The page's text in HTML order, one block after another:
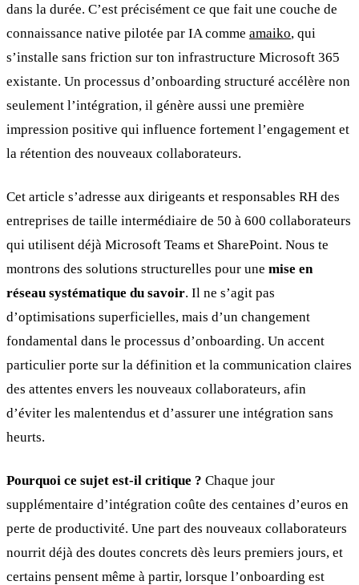
dans la durée. C’est précisément ce que fait une couche de
connaissance native pilotée par IA comme amaiko, qui
s’installe sans friction sur ton infrastructure Microsoft 365
existante. Un processus d’onboarding structuré accélère non
seulement l’intégration, il génère aussi une première
impression positive qui influence fortement l’engagement et
la rétention des nouveaux collaborateurs.
Cet article s’adresse aux dirigeants et responsables RH des
entreprises de taille intermédiaire de 50 à 600 collaborateurs
qui utilisent déjà Microsoft Teams et SharePoint. Nous te
montrons des solutions structurelles pour une mise en
réseau systématique du savoir. Il ne s’agit pas
d’optimisations superficielles, mais d’un changement
fondamental dans le processus d’onboarding. Un accent
particulier porte sur la définition et la communication claires
des attentes envers les nouveaux collaborateurs, afin
d’éviter les malentendus et d’assurer une intégration sans
heurts.
Pourquoi ce sujet est-il critique ? Chaque jour
supplémentaire d’intégration coûte des centaines d’euros en
perte de productivité. Une part des nouveaux collaborateurs
nourrit déjà des doutes concrets dès leurs premiers jours, et
certains pensent même à partir, lorsque l’onboarding est